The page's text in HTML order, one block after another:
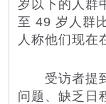
岁以下的人群
至 49 岁人群
人称他们现在
受访者提到
问题、缺乏日